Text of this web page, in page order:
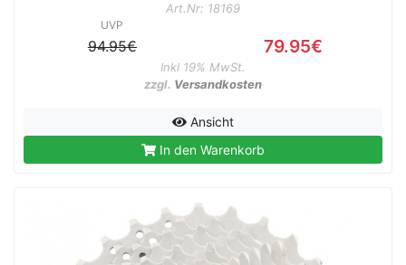
Art.Nr: 18169
UVP
94.95€ 79.95€
Inkl 19% MwSt.
zzgl. Versandkosten
Ansicht
In den Warenkorb